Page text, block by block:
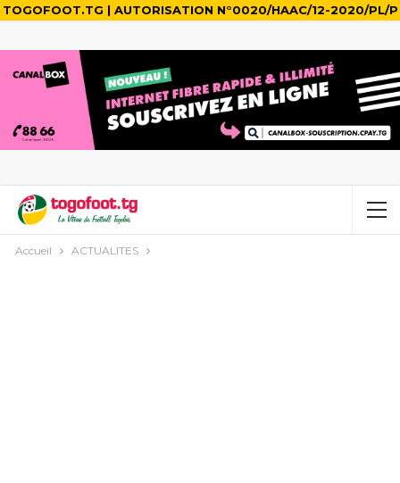
TOGOFOOT.TG | AUTORISATION N°0020/HAAC/12-2020/PL/P
Accueil ACTUALITES